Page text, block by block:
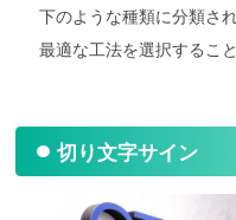
下のような種類に分類さ
最適な工法を選択するこ
切り文字サイン